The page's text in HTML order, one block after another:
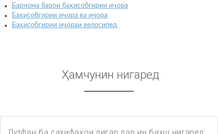
Барнома барои баҳисобгирии иҷора
Баҳисобгирии иҷора ва иҷора
Баҳисобгирии иҷораи велосипед
Ҳамчунин нигаред